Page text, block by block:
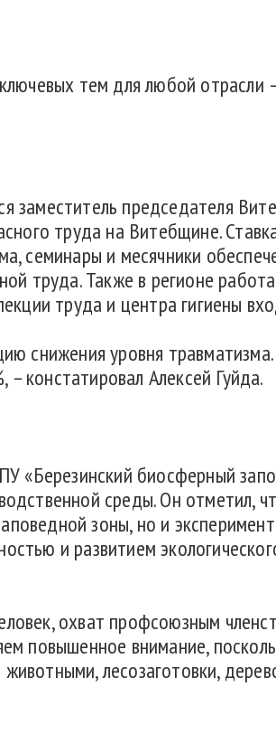
тем для любой отрасли
председателя
труда на Витебщине.
семинары и месячники
труда. Также в регионе
труда и центра гигиены
снижения уровня
констатировал Алексей Гуйда.
«Березинский биосферный
среды. Он отметил,
зоны, но и
и развитием
охват профсоюзным
повышенное внимание,
лесозаготовки,